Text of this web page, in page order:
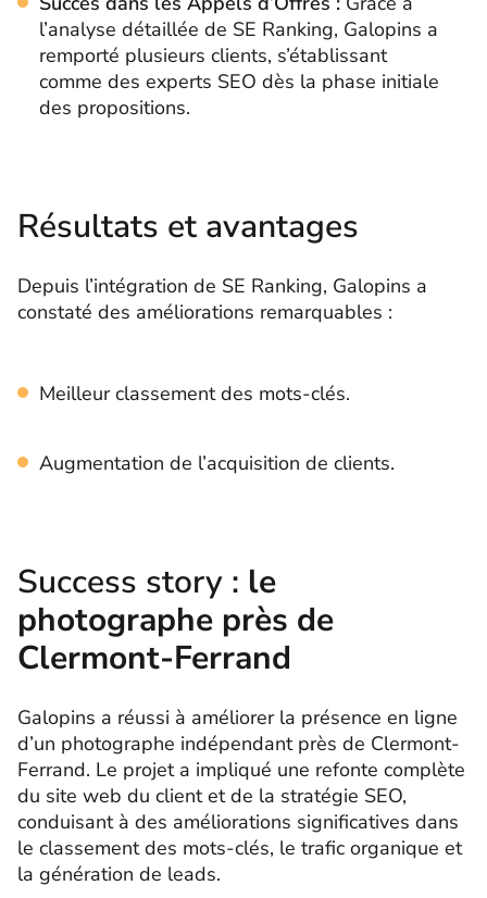
l’analyse détaillée de SE Ranking, Galopins a
remporté plusieurs clients, s’établissant
comme des experts SEO dès la phase initiale
des propositions.
Résultats et avantages
Depuis l’intégration de SE Ranking, Galopins a
constaté des améliorations remarquables :
Meilleur classement des mots-clés.
Augmentation de l’acquisition de clients.
Success story : le
photographe près de
Clermont-Ferrand
Galopins a réussi à améliorer la présence en ligne
d’un photographe indépendant près de Clermont-
Ferrand. Le projet a impliqué une refonte complète
du site web du client et de la stratégie SEO,
conduisant à des améliorations significatives dans
le classement des mots-clés, le trafic organique et
la génération de leads.